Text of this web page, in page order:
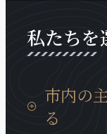
私たちを
市内の
る